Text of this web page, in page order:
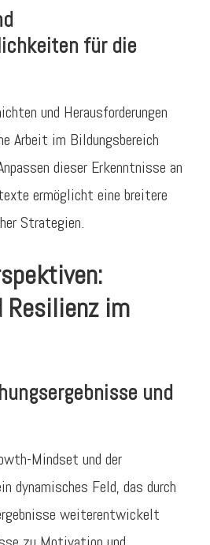
für die
und Herausforderungen
Arbeit im Bildungsbereich
dieser Erkenntnisse an
ermöglicht eine breitere
Strategien.
Resilienz im
und
Mindset und der
dynamisches Feld, das durch
weiterentwickelt